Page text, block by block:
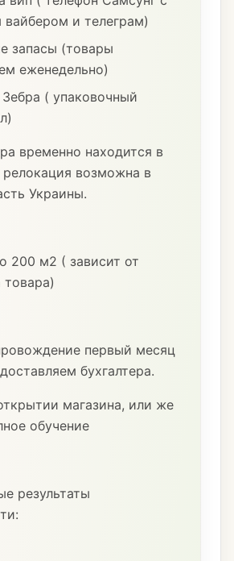
вайбером и телеграм)
запасы (товары
еженедельно)
( упаковочный
временно находится в
релокация возможна в
Украины.
200 м2 ( зависит от
товара)
первый месяц
бухгалтера.
магазина, или же
обучение
результаты